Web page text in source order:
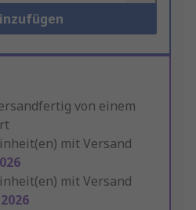
von einem
mit Versand
mit Versand